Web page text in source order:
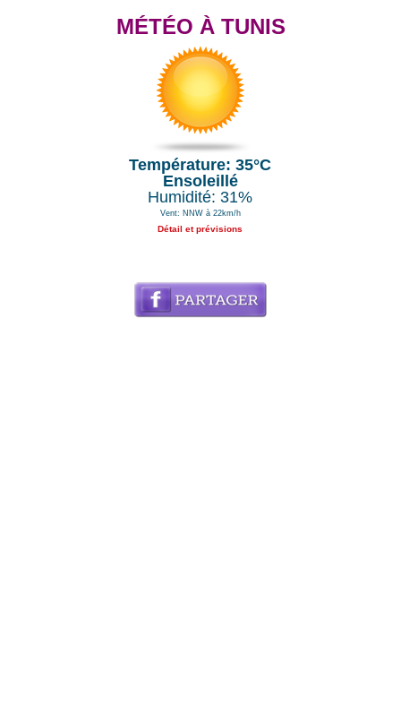
MÉTÉO À TUNIS
Température: 35°C
Ensoleillé
Humidité: 31%
Vent: NNW à 22km/h
Détail et prévisions